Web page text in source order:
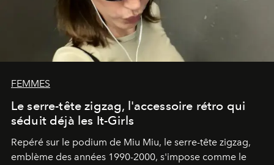
FEMMES
Le serre-tête zigzag, l'accessoire rétro qui
séduit déjà les It-Girls
Repéré sur le podium de Miu Miu, le serre-tête zigzag,
emblème des années 1990-2000, s'impose comme le